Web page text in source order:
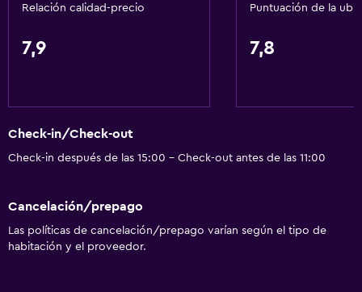
Relación calidad-precio
7,9
Puntuación de la
7,8
Check-in/Check-out
Check-in después de las 15:00 - Check-out antes de las 11:00
Cancelación/prepago
Las políticas de cancelación/prepago varían según el tipo de
habitación y el proveedor.